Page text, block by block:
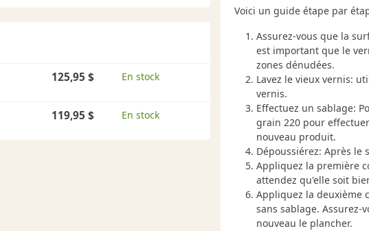
des couches intermédiaires. Entre
avec un feutre de
mouillé avec de l'eau).
d’eau de Bona, sauf si plus de 48
précédente. Pour des résultats
125,95 $ En stock
119,95 $ En stock
Voici un guide étape par
Assurez-vous que la
est important que le
zones dénudées.
Lavez le vieux vernis:
vernis.
Effectuez un sablage:
grain 220 pour
nouveau produit.
Dépoussiérez: Après le
Appliquez la première
attendez qu'elle soit
Appliquez la deuxième
sans sablage. Assurez-
nouveau le plancher.